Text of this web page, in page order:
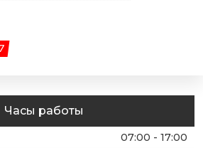
Часы работы
07:00 - 17:00